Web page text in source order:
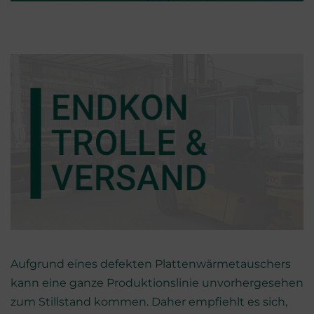
Aufgrund eines defekten Plattenwärmetauschers
kann eine ganze Produktionslinie unvorhergesehen
zum Stillstand kommen. Daher empfiehlt es sich,